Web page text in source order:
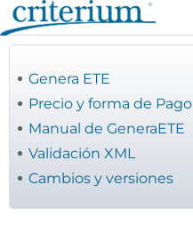
Pasar
al
principal
Genera ETE
Precio y forma de Pago
Manual de GeneraETE
Validación XML
Cambios y versiones